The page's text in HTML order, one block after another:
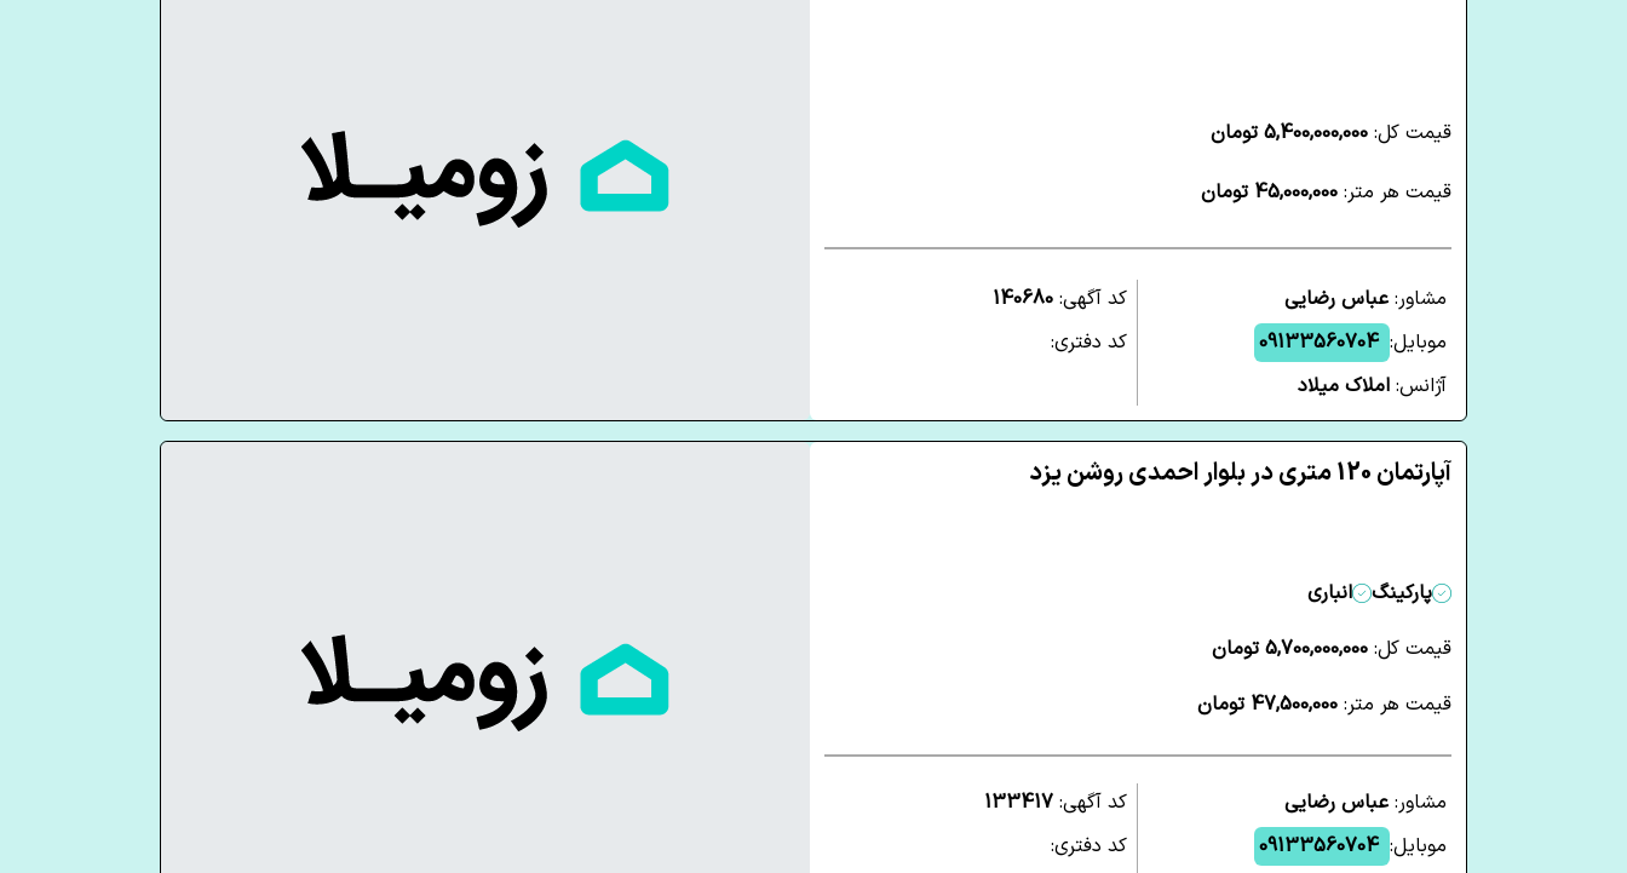
قیمت کل: 5,400,000,000 تومان
قیمت هر متر: 45,000,000 تومان
مشاور: عباس رضایی
موبایل: 09133560704
آژانس: املاک میلاد
کد آگهی: 140680
کد دفتری:
آپارتمان 120 متری در بلوار احمدی روشن یزد
پارکینگ
انباری
قیمت کل: 5,700,000,000 تومان
قیمت هر متر: 47,500,000 تومان
مشاور: عباس رضایی
موبایل: 09133560704
کد آگهی: 133417
کد دفتری: